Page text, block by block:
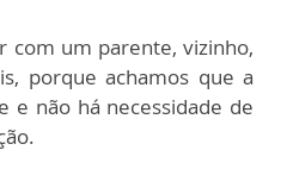
com um parente, vizinho,
porque achamos que a
e não há necessidade de